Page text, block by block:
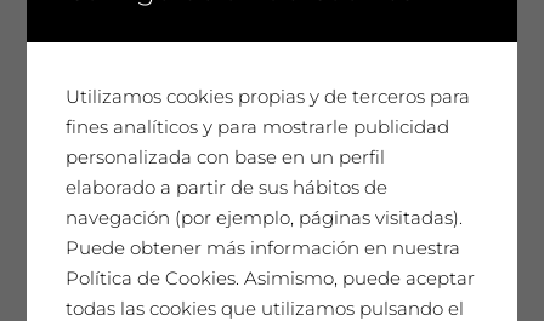
noviembre 2022
julio 2022
junio 2022
Utilizamos cookies propias y de terceros para
fines analíticos y para mostrarle publicidad
personalizada con base en un perfil
elaborado a partir de sus hábitos de
navegación (por ejemplo, páginas visitadas).
Puede obtener más información en nuestra
Política de Cookies. Asimismo, puede aceptar
todas las cookies que utilizamos pulsando el